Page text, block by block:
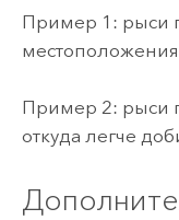
Пример 1: рыси
Пример 2: рыси
откуда легче